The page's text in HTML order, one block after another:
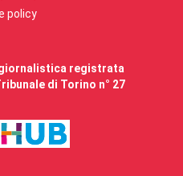
policy
giornalistica registrata
di Torino n° 27